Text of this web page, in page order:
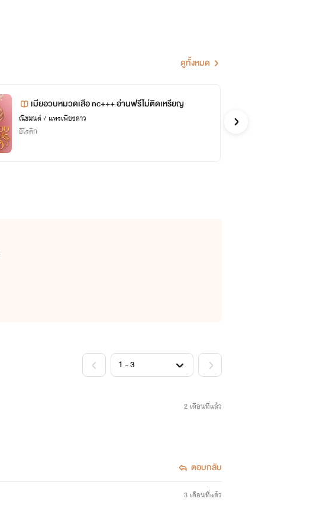
ดูทั้งหมด
เมียอวบหมวดเสือ nc+++ อ่านฟรีไม่ติดเหรียญ
ณิชมนต์ / แพรเพียงดาว
อีโรติก
2 เดือนที่แล้ว
ตอบกลับ
3 เดือนที่แล้ว